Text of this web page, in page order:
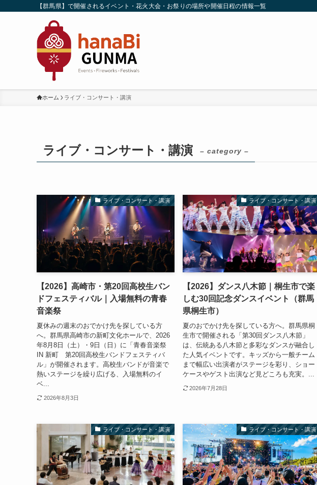
【群馬県】で開催されるイベント・花火大会・お祭りの場所や開催日程の情報一覧
ホーム ライブ・コンサート・講演
ライブ・コンサート・講演 – category –
ライブ・コンサート・講演
【2026】高崎市・第20回高校生バン
ドフェスティバル｜入場無料の青春
音楽祭
夏休みの週末のおでかけ先を探している方
へ。群馬県高崎市の新町文化ホールで、2026
年8月8日（土）・9日（日）に「青春音楽祭
IN 新町 第20回高校生バンドフェスティバ
ル」が開催されます。高校生バンドが音楽で
熱いステージを繰り広げる、入場無料のイ
ベ...
2026年8月3日
ライブ・コンサート・講演
【2026】ダンス八木節｜桐生市で楽
しむ30回記念ダンスイベント（群馬
県桐生市）
夏のおでかけ先を探している方へ。群馬県桐
生市で開催される「第30回ダンス八木節」
は、伝統ある八木節と多彩なダンスが融合し
た人気イベントです。キッズから一般チーム
まで幅広い出演者がステージを彩り、ショー
ケースやゲスト出演など見どころも充実。...
2026年7月28日
ライブ・コンサート・講演 ライブ・コンサート・講演